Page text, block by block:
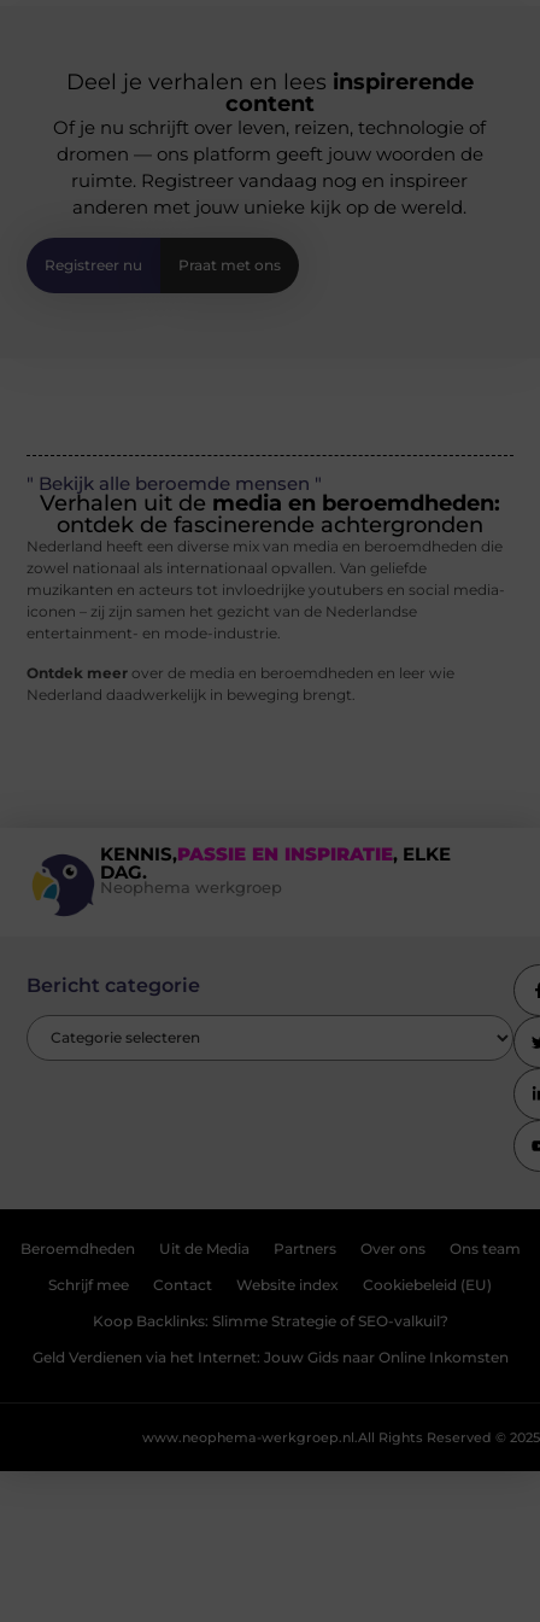
Deel je verhalen en lees inspirerende
content
Of je nu schrijft over leven, reizen, technologie of
dromen — ons platform geeft jouw woorden de
ruimte. Registreer vandaag nog en inspireer
anderen met jouw unieke kijk op de wereld.
Registreer nu Praat met ons
" Bekijk alle beroemde mensen "
Verhalen uit de media en beroemdheden:
ontdek de fascinerende achtergronden
Nederland heeft een diverse mix van media en beroemdheden die
zowel nationaal als internationaal opvallen. Van geliefde
muzikanten en acteurs tot invloedrijke youtubers en social media-
iconen – zij zijn samen het gezicht van de Nederlandse
entertainment- en mode-industrie.
Ontdek meer over de media en beroemdheden en leer wie
Nederland daadwerkelijk in beweging brengt.
KENNIS,PASSIE EN INSPIRATIE, ELKE
DAG.
Neophema werkgroep
Bericht categorie
Beroemdheden Uit de Media Partners Over ons Ons team
Schrijf mee Contact Website index Cookiebeleid (EU)
Koop Backlinks: Slimme Strategie of SEO-valkuil?
Geld Verdienen via het Internet: Jouw Gids naar Online Inkomsten
All Rights Reserved © 2025
www.neophema-werkgroep.nl.